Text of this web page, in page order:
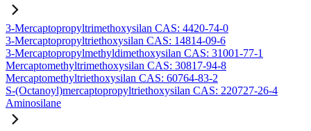
3-Mercaptopropyltrimethoxysilan CAS: 4420-74-0
3-Mercaptopropyltriethoxysilan CAS: 14814-09-6
3-Mercaptopropylmethyldimethoxysilan CAS: 31001-77-1
Mercaptomethyltrimethoxysilan CAS: 30817-94-8
Mercaptomethyltriethoxysilan CAS: 60764-83-2
S-(Octanoyl)mercaptopropyltriethoxysilan CAS: 220727-26-4
Aminosilane